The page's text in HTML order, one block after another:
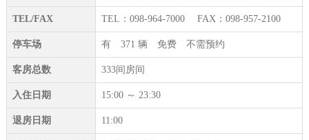
TEL/FAX TEL：098-964-7000 FAX：098-957-2100
停车场 有 371 辆 免费 不需预约
客房总数 333间房间
入住日期 15:00 ～ 23:30
退房日期 11:00